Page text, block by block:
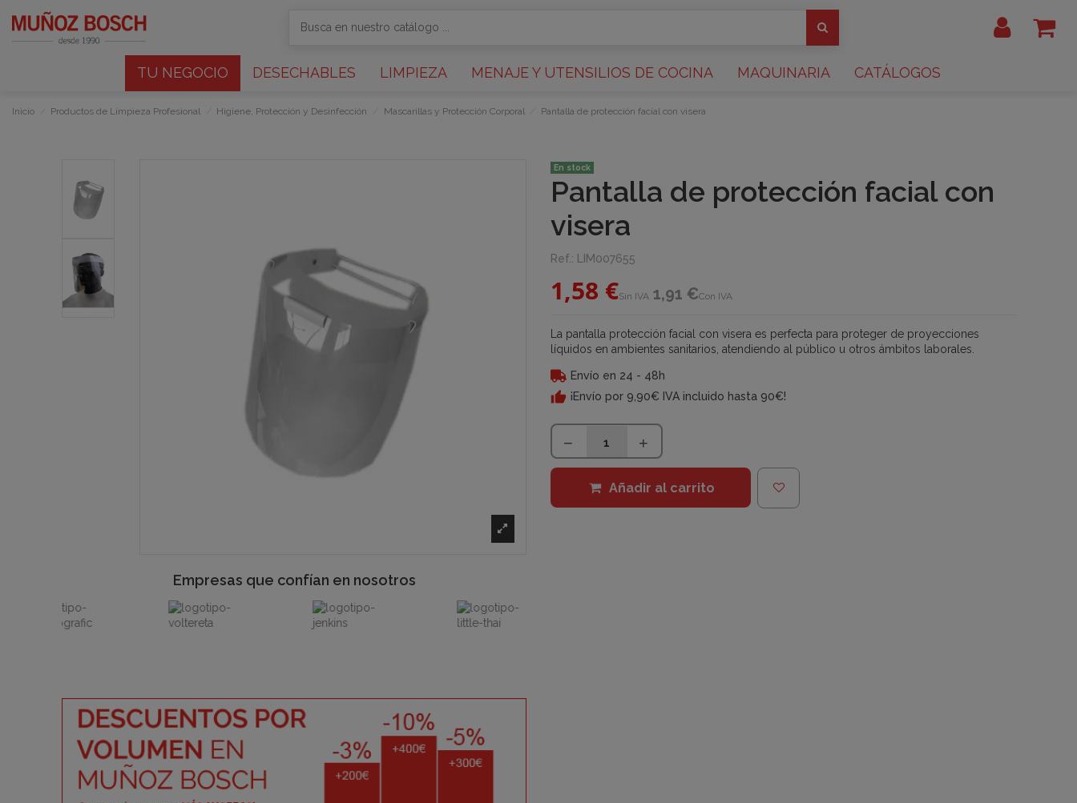
TU NEGOCIO DESECHABLES LIMPIEZA MENAJE Y UTENSILIOS DE COCINA MAQUINARIA CATÁLOGOS
Inicio Productos de Limpieza Profesional Higiene, Protección y Desinfección Mascarillas y Protección Corporal Pantalla de protección facial con visera
Empresas que confían en nosotros
En stock
Pantalla de protección facial con
visera
Ref.: LIM007655
1,58 €Sin IVA 1,91 €Con IVA
La pantalla protección facial con visera es perfecta para proteger de proyecciones
líquidos en ambientes sanitarios, atendiendo al público u otros ámbitos laborales.
Envío en 24 - 48h
¡Envío por 9,90€ IVA incluido hasta 90€!
Añadir al carrito